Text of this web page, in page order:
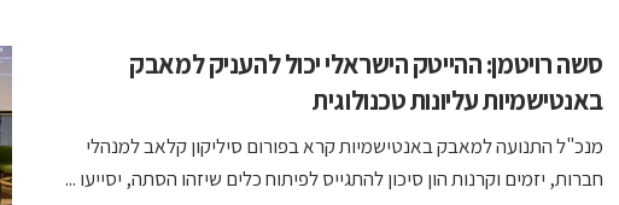
סשה רויטמן: ההייטק הישראלי יכול להעניק למאבק
באנטישמיות עליונות טכנולוגית
מנכ"ל התנועה למאבק באנטישמיות קרא בפורום סיליקון קלאב למנהלי
חברות, יזמים וקרנות הון סיכון להתגייס לפיתוח כלים שיזהו הסתה, יסייעו ...